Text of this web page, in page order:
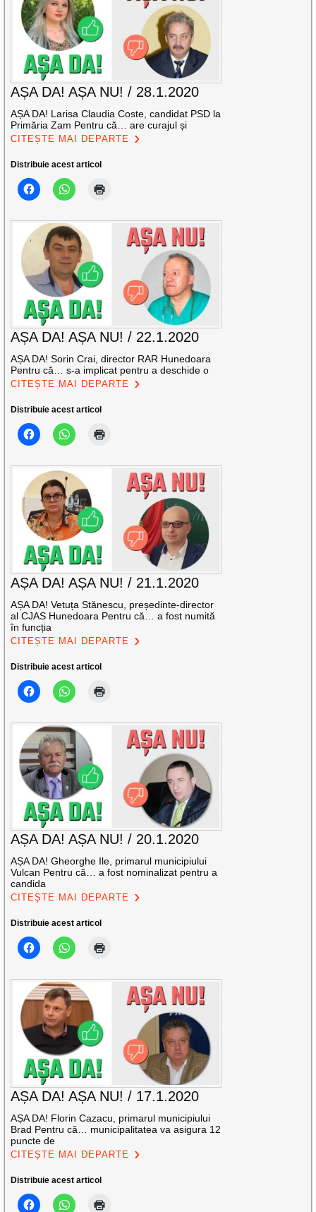
AȘA DA! AȘA NU! / 28.1.2020
AȘA DA! Larisa Claudia Coste, candidat PSD la
Primăria Zam Pentru că… are curajul și
CITEȘTE MAI DEPARTE
Distribuie acest articol
AȘA DA! AȘA NU! / 22.1.2020
AȘA DA! Sorin Crai, director RAR Hunedoara
Pentru că… s-a implicat pentru a deschide o
CITEȘTE MAI DEPARTE
Distribuie acest articol
AȘA DA! AȘA NU! / 21.1.2020
AȘA DA! Vetuța Stănescu, președinte-director
al CJAS Hunedoara Pentru că… a fost numită
în funcția
CITEȘTE MAI DEPARTE
Distribuie acest articol
AȘA DA! AȘA NU! / 20.1.2020
AȘA DA! Gheorghe Ile, primarul municipiului
Vulcan Pentru că… a fost nominalizat pentru a
candida
CITEȘTE MAI DEPARTE
Distribuie acest articol
AȘA DA! AȘA NU! / 17.1.2020
AȘA DA! Florin Cazacu, primarul municipiului
Brad Pentru că… municipalitatea va asigura 12
puncte de
CITEȘTE MAI DEPARTE
Distribuie acest articol